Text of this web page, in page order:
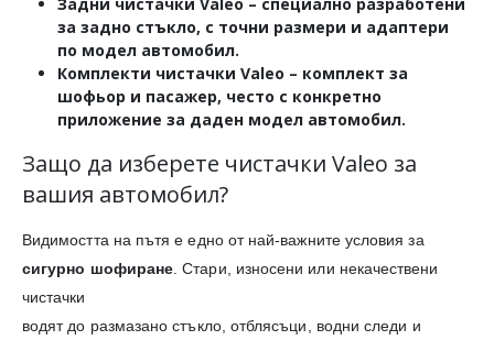
за задно стъкло, с точни размери и адаптери
по модел автомобил.
Комплекти чистачки Valeo – комплект за
шофьор и пасажер, често с конкретно
приложение за даден модел автомобил.
Защо да изберете чистачки Valeo за
вашия автомобил?
Видимостта на пътя е едно от най-важните условия за
сигурно шофиране . Стари, износени или некачествени
чистачки
водят до размазано стъкло, отблясъци, водни следи и